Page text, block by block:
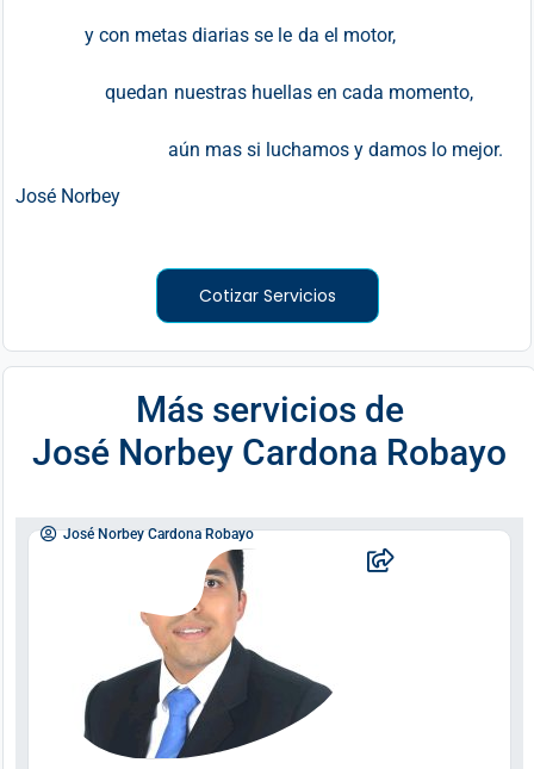
y con metas diarias se le da el motor,
quedan nuestras huellas en cada momento,
aún mas si luchamos y damos lo mejor.
José Norbey
Cotizar Servicios
Más servicios de
José Norbey Cardona Robayo
José Norbey Cardona Robayo